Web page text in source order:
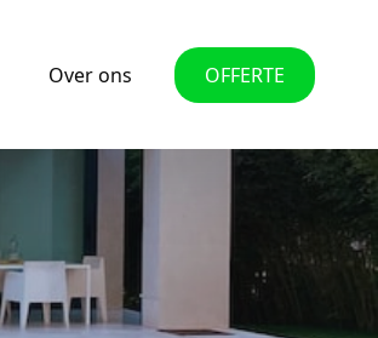
Over ons OFFERTE